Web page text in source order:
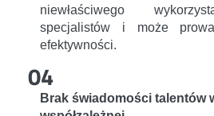
niewłaściwego
specjalistów i może
efektywności.
04
Brak świadomości talentów